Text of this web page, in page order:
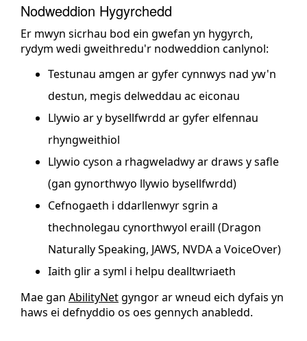
Nodweddion Hygyrchedd
Er mwyn sicrhau bod ein gwefan yn hygyrch,
rydym wedi gweithredu'r nodweddion canlynol:
Testunau amgen ar gyfer cynnwys nad yw'n
destun, megis delweddau ac eiconau
Llywio ar y bysellfwrdd ar gyfer elfennau
rhyngweithiol
Llywio cyson a rhagweladwy ar draws y safle
(gan gynorthwyo llywio bysellfwrdd)
Cefnogaeth i ddarllenwyr sgrin a
thechnolegau cynorthwyol eraill (Dragon
Naturally Speaking, JAWS, NVDA a VoiceOver)
Iaith glir a syml i helpu dealltwriaeth
Mae gan AbilityNetgyngor ar wneud eich dyfais yn
haws ei defnyddio os oes gennych anabledd.